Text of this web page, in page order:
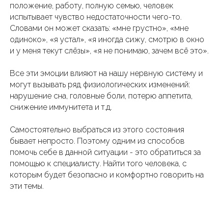
положение, работу, полную семью, человек
испытывает чувство недостаточности чего-то.
Словами он может сказать: «мне грустно», «мне
одиноко», «я устал», «я иногда сижу, смотрю в окно
и у меня текут слёзы», «я не понимаю, зачем всё это».
Все эти эмоции влияют на нашу нервную систему и
могут вызывать ряд физиологических изменений:
нарушение сна, головные боли, потерю аппетита,
снижение иммунитета и т.д.
Самостоятельно выбраться из этого состояния
бывает непросто. Поэтому одним из способов
помочь себе в данной ситуации - это обратиться за
помощью к специалисту. Найти того человека, с
которым будет безопасно и комфортно говорить на
эти темы.